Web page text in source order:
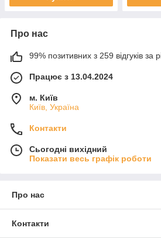
Про нас
99% позитивних з 259 відгуків за
Працює з 13.04.2024
м. Київ
Київ, Україна
Контакти
Сьогодні вихідний
Показати весь графік роботи
Про нас
Контакти